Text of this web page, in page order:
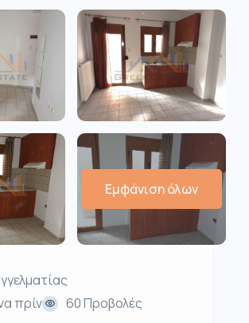
Εμφάνιση όλων
πρίν
60 Προβολές